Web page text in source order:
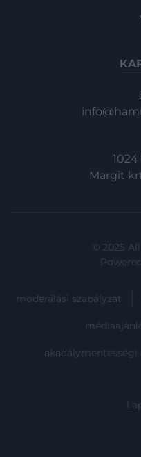
Margit
© 2025
moderálási szabályzat